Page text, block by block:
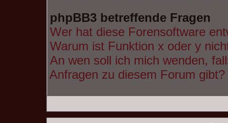
phpBB3 betreffende Fragen
Wer hat diese Forensoftware
Warum ist Funktion x oder y
An wen soll ich mich wenden,
Anfragen zu diesem Forum gibt?